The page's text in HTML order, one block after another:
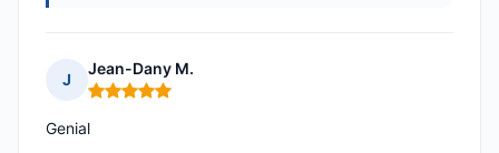
J
Jean-Dany M.
Nota: 5 de 5
Genial